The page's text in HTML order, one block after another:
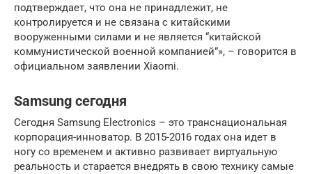
подтверждает, что она не принадлежит, не
контролируется и не связана с китайскими
вооруженными силами и не является “китайской
коммунистической военной компанией”», – говорится в
официальном заявлении Xiaomi.
Samsung сегодня
Сегодня Samsung Electronics – это транснациональная
корпорация-инноватор. В 2015-2016 годах она идет в
ногу со временем и активно развивает виртуальную
реальность и старается внедрять в свою технику самые